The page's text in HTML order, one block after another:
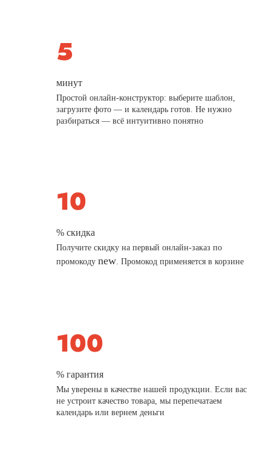
минут
Простой онлайн-конструктор: выберите шаблон,
загрузите фото — и календарь готов. Не нужно
разбираться — всё интуитивно понятно
% скидка
Получите скидку на первый онлайн-заказ по
промокодуnew. Промокод применяется в корзине
% гарантия
Мы уверены в качестве нашей продукции. Если вас
не устроит качество товара, мы перепечатаем
календарь или вернем деньги